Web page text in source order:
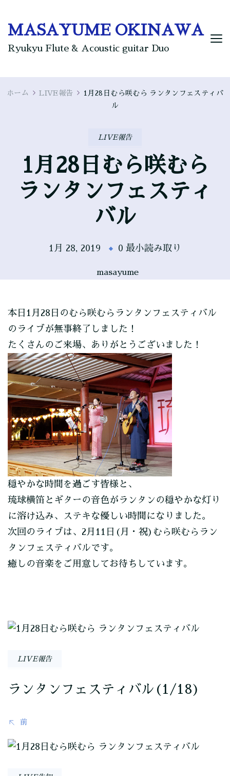
MASAYUME OKINAWA
Ryukyu Flute & Acoustic guitar Duo
ホーム LIVE報告
1月28日むら咲むら ランタンフェスティバ
ル
LIVE報告
1月28日むら咲むら
ランタンフェスティ
バル
1月 28, 2019 0 最小読み取り
masayume
本日1月28日のむら咲むらランタンフェスティバル
のライブが無事終了しました！
たくさんのご来場、ありがとうございました！
穏やかな時間を過ごす皆様と、
琉球横笛とギターの音色がランタンの穏やかな灯り
に溶け込み、ステキな優しい時間になりました。
次回のライブは、2月11日(月・祝)むら咲むらラン
タンフェスティバルです。
癒しの音楽をご用意してお待ちしています。
投
稿
ゲ
ー
シ
LIVE報告
ランタンフェスティバル(1/18)
前